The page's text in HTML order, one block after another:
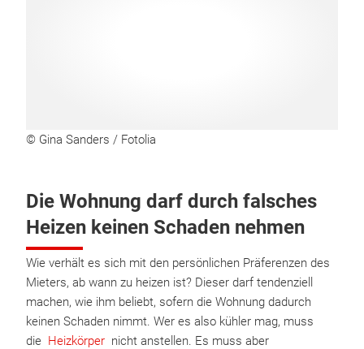
© Gina Sanders / Fotolia
Die Wohnung darf durch falsches
Heizen keinen Schaden nehmen
Wie verhält es sich mit den persönlichen Präferenzen des
Mieters, ab wann zu heizen ist? Dieser darf tendenziell
machen, wie ihm beliebt, sofern die Wohnung dadurch
keinen Schaden nimmt. Wer es also kühler mag, muss
die Heizkörper nicht anstellen. Es muss aber